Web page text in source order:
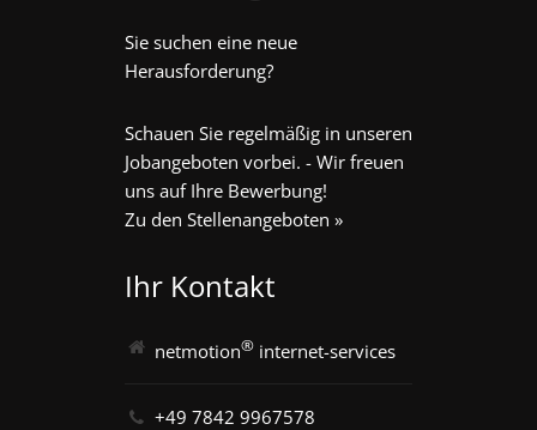
Sie suchen eine neue
Herausforderung?
Schauen Sie regelmäßig in unseren
Jobangeboten vorbei. - Wir freuen
uns auf Ihre Bewerbung!
Zu den Stellenangeboten »
Ihr Kontakt
netmotion® internet-services
+49 7842 9967578